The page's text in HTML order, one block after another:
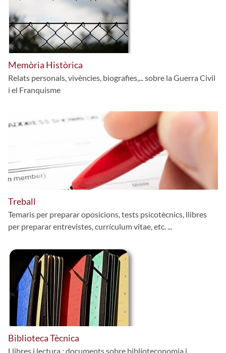
Memòria Històrica
Relats personals, vivències, biografies,... sobre la Guerra Civil
i el Franquisme
Treball
Temaris per preparar oposicions, tests psicotècnics, llibres
per preparar entrevistes, currículum vitae, etc. ...
Biblioteca Tècnica
Llibres i lectura ; documents sobre biblioteconomia i